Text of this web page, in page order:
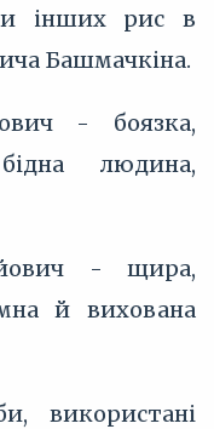
інших рис в
Башмачкіна.
- боязка,
людина,
- щира,
й вихована
використані